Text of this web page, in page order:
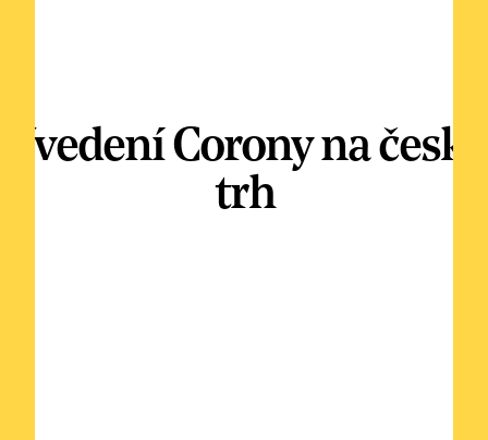
Uvedení Corony na český
trh